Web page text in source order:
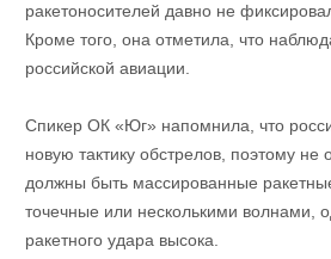
ракетоносителей давно не
Кроме того, она отметила, что
российской авиации.
Спикер ОК «Юг» напомнила, что
новую тактику обстрелов, поэтому не
должны быть массированные
точечные или несколькими волнами,
ракетного удара высока.